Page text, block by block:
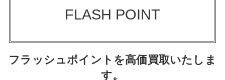
FLASH POINT
フラッシュポイントを高価買取いたしま
す。